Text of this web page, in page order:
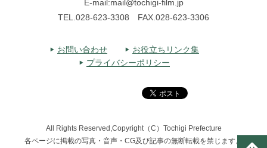
E-mail:mail@tochigi-film.jp
TEL.028-623-3308 FAX.028-623-3306
お問い合わせ
お役立ちリンク集
プライバシーポリシー
All Rights Reserved,Copyright（C）Tochigi Prefecture
各ページに掲載の写真・音声・CG及び記事の無断転載を禁じます。